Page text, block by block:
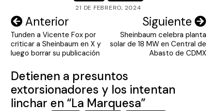
21 DE FEBRERO, 2024
Navegación
de
entradas
Anterior
Tunden a Vicente Fox por
criticar a Sheinbaum en X y
luego borrar su publicación
Siguiente
Sheinbaum celebra planta
solar de 18 MW en Central de
Abasto de CDMX
Detienen a presuntos
extorsionadores y los intentan
linchar en “La Marquesa”